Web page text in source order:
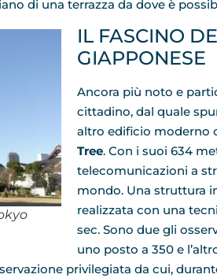
di una terrazza da dove è
IL FASCINO
GIAPPONESE
Ancora più noto e
cittadino, dal quale
altro edificio moderno
Tree. Con i suoi 634
telecomunicazioni a
mondo. Una struttura
realizzata con una
sec. Sono due gli
uno posto a 350 e
privilegiata da cui,